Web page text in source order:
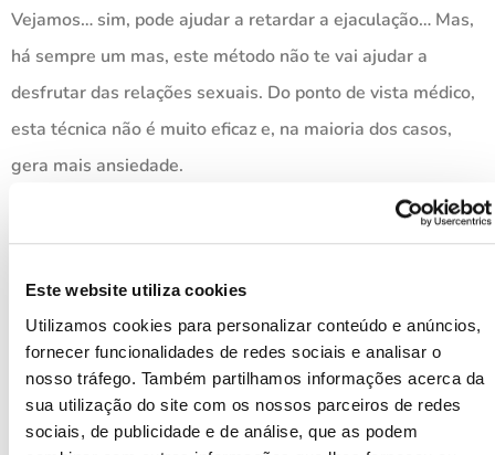
Este website utiliza cookies
Utilizamos cookies para personalizar conteúdo e anúncios,
fornecer funcionalidades de redes sociais e analisar o
nosso tráfego. Também partilhamos informações acerca da
sua utilização do site com os nossos parceiros de redes
sociais, de publicidade e de análise, que as podem
Vejamos… sim, pode ajudar a retardar a ejaculação… Mas,
há sempre um mas, este método não te vai ajudar a
desfrutar das relações sexuais. Do ponto de vista médico,
esta técnica não é muito eficaz e, na maioria dos casos,
gera mais ansiedade.
4. Masturba-te antes do sexo!
Ajudar-te-á a controlar a
ejaculação
Se quiseres masturbar-te… fá-lo. Mas não o faças para
evitar ejacular rapidamente durante o sexo. Está provado
que a segunda ejaculação NÃO pode ser controlada. No